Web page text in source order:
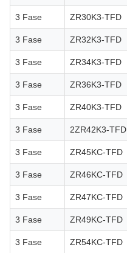
3 Fase ZR30K3-TFD
3 Fase ZR32K3-TFD
3 Fase ZR34K3-TFD
3 Fase ZR36K3-TFD
3 Fase ZR40K3-TFD
3 Fase 2ZR42K3-TFD
3 Fase ZR45KC-TFD
3 Fase ZR46KC-TFD
3 Fase ZR47KC-TFD
3 Fase ZR49KC-TFD
3 Fase ZR54KC-TFD